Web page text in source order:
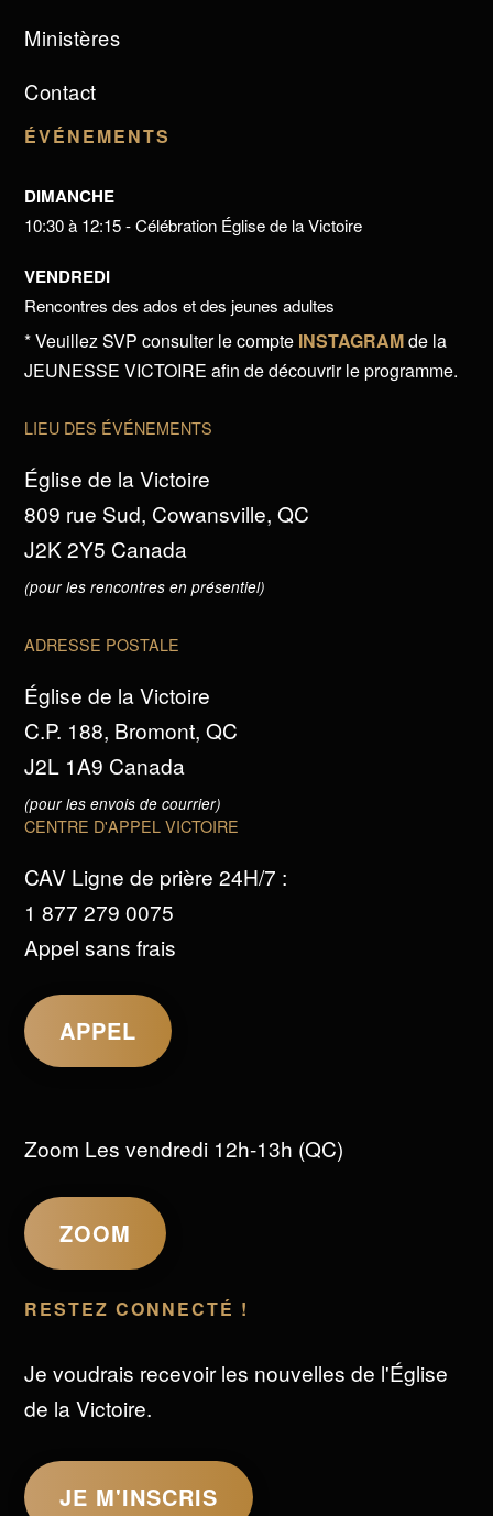
Ministères
Contact
ÉVÉNEMENTS
DIMANCHE
10:30 à 12:15 - Célébration Église de la Victoire
VENDREDI
Rencontres des ados et des jeunes adultes
* Veuillez SVP consulter le compte INSTAGRAMde la
JEUNESSE VICTOIRE afin de découvrir le programme.
LIEU DES ÉVÉNEMENTS
Église de la Victoire
809 rue Sud, Cowansville, QC
J2K 2Y5 Canada
(pour les rencontres en présentiel)
ADRESSE POSTALE
Église de la Victoire
C.P. 188, Bromont, QC
J2L 1A9 Canada
(pour les envois de courrier)
CENTRE D'APPEL VICTOIRE
CAV Ligne de prière 24H/7 :
1 877 279 0075
Appel sans frais
APPEL
Zoom Les vendredi 12h-13h (QC)
ZOOM
RESTEZ CONNECTÉ !
Je voudrais recevoir les nouvelles de l'Église
de la Victoire.
JE M'INSCRIS